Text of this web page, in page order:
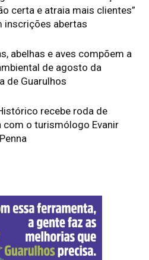
certa e atraia mais clientes”
inscrições abertas
abelhas e aves compõem a
de agosto da
de Guarulhos
recebe roda de
com o turismólogo Evanir